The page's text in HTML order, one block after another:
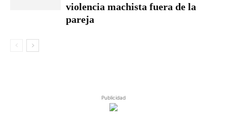
violencia machista fuera de la
pareja
Publicidad